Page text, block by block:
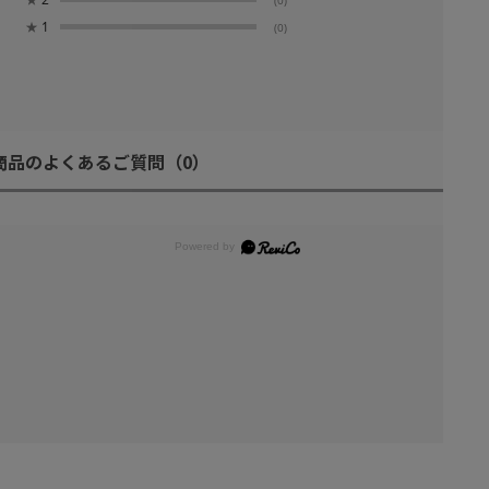
★ 1 (0)
品のよくあるご質問 （0）